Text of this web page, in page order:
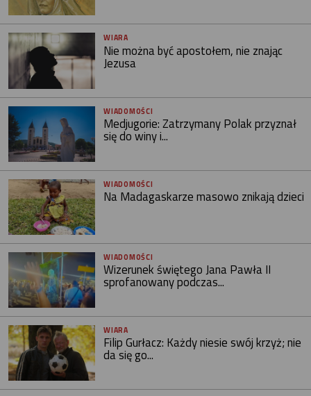
WIARA
Nie można być apostołem, nie znając
Jezusa
WIADOMOŚCI
Medjugorie: Zatrzymany Polak przyznał
się do winy i...
WIADOMOŚCI
Na Madagaskarze masowo znikają dzieci
WIADOMOŚCI
Wizerunek świętego Jana Pawła II
sprofanowany podczas...
WIARA
Filip Gurłacz: Każdy niesie swój krzyż; nie
da się go...